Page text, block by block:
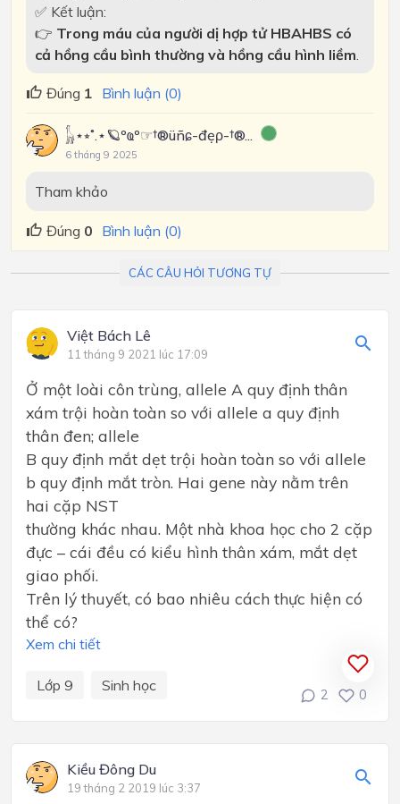
✅ Kết luận:
👉 Trong máu của người dị hợp tử HBAHBS có
cả hồng cầu bình thường và hồng cầu hình liềm
Đúng 1 Bình luận (0)
𓃱⋆⭒˚.⋆🪐ºҩº☞†®üñɕ-đẹρ-†®...
6 tháng 9 2025
Tham khảo
Đúng 0 Bình luận (0)
CÁC CÂU HỎI TƯƠNG TỰ
Việt Bách Lê
11 tháng 9 2021 lúc 17:09
Ở một loài côn trùng, allele A quy định thân
xám trội hoàn toàn so với allele a quy định
thân đen; allele
B quy định mắt dẹt trội hoàn toàn so với allele
b quy định mắt tròn. Hai gene này nằm trên
hai cặp NST
thường khác nhau. Một nhà khoa học cho 2 cặp
đực – cái đều có kiểu hình thân xám, mắt dẹt
giao phối.
Trên lý thuyết, có bao nhiêu cách thực hiện có
thể có?
Xem chi tiết
Lớp 9 Sinh học
2 0
Kiều Đông Du
19 tháng 2 2019 lúc 3:37